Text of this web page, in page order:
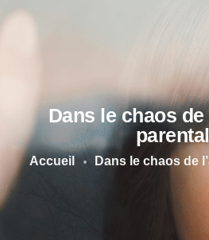
Dans le chaos de
Accueil Dans le chaos de